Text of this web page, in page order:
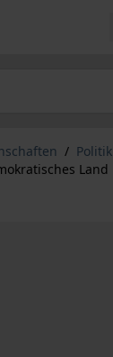
/ Politik
Land